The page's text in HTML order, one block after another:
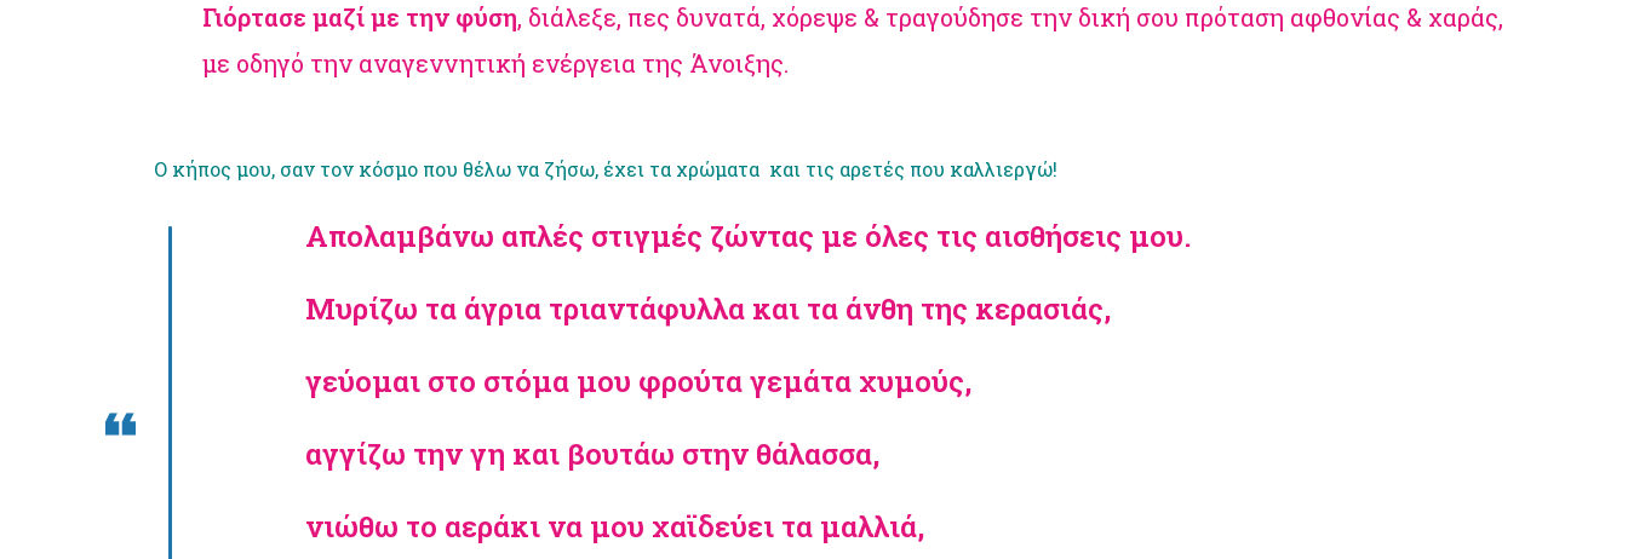
Γιόρτασε μαζί με την φύση, διάλεξε, πες δυνατά, χόρεψε & τραγούδησε την δική σου πρόταση αφθονίας & χαράς,
με οδηγό την αναγεννητική ενέργεια της Άνοιξης.
Ο κήπος μου, σαν τον κόσμο που θέλω να ζήσω, έχει τα χρώματα και τις αρετές που καλλιεργώ!
Απολαμβάνω απλές στιγμές ζώντας με όλες τις αισθήσεις μου.
Μυρίζω τα άγρια τριαντάφυλλα και τα άνθη της κερασιάς,
γεύομαι στο στόμα μου φρούτα γεμάτα χυμούς,
αγγίζω την γη και βουτάω στην θάλασσα,
νιώθω το αεράκι να μου χαϊδεύει τα μαλλιά,